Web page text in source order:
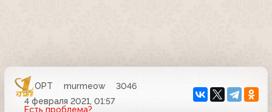
ОРТ murmeow
3046
4 февраля 2021, 01:57
Есть проблема?